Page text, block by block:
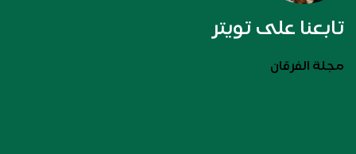
تابعنا على تويتر
مجلة الفرقان